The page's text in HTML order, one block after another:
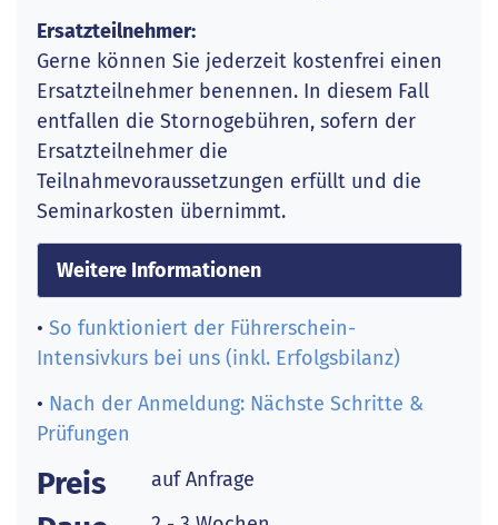
Ersatzteilnehmer:
Gerne können Sie jederzeit kostenfrei einen
Ersatzteilnehmer benennen. In diesem Fall
entfallen die Stornogebühren, sofern der
Ersatzteilnehmer die
Teilnahmevoraussetzungen erfüllt und die
Seminarkosten übernimmt.
Weitere Informationen
• So funktioniert der Führerschein-
Intensivkurs bei uns (inkl. Erfolgsbilanz)
• Nach der Anmeldung: Nächste Schritte &
Prüfungen
Preis auf Anfrage